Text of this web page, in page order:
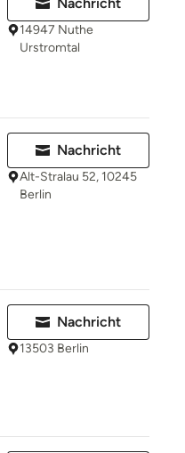
14947 Nuthe
Urstromtal
Nachricht
Alt-Stralau 52, 10245
Berlin
Nachricht
13503 Berlin